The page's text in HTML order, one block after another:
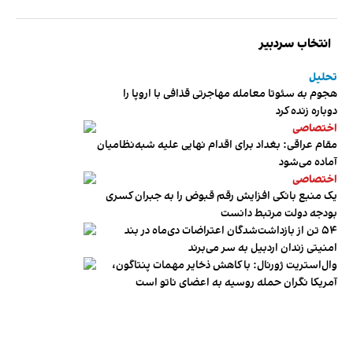
انتخاب سردبیر
تحلیل
هجوم به سئوتا معامله مهاجرتی قذافی با اروپا را
دوباره زنده کرد
اختصاصی
مقام عراقی: بغداد برای اقدام نهایی علیه شبه‌نظامیان
آماده می‌شود
اختصاصی
یک منبع بانکی افزایش رقم قبوض را به جبران کسری
بودجه دولت مرتبط دانست
۵۴ تن از بازداشت‌شدگان اعتراضات دی‌ماه در بند
امنیتی زندان اردبیل به سر می‌برند
وال‌استریت ژورنال: با کاهش ذخایر مهمات پنتاگون،
آمریکا نگران حمله روسیه به اعضای ناتو‌ است